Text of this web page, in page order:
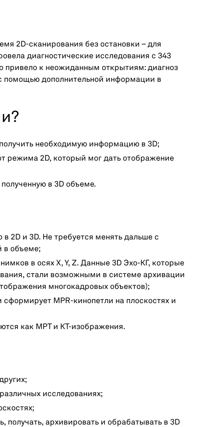
2D-сканирования без остановки – для
диагностические исследования с 343
привело к неожиданным открытиям: диагноз
помощью дополнительной информации в
необходимую информацию в 3D;
режима 2D, который мог дать отображение
в 3D объеме.
в 2D и 3D. Не требуется менять дальше с
в объеме;
в осях X, Y, Z. Данные 3D Эхо-КГ, которые
стали возможными в системе архивации
многокадровых объектов);
MPR-кинопетли на плоскостях и
как МРТ и КТ-изображения.
исследованиях;
получать, архивировать и обрабатывать в 3D